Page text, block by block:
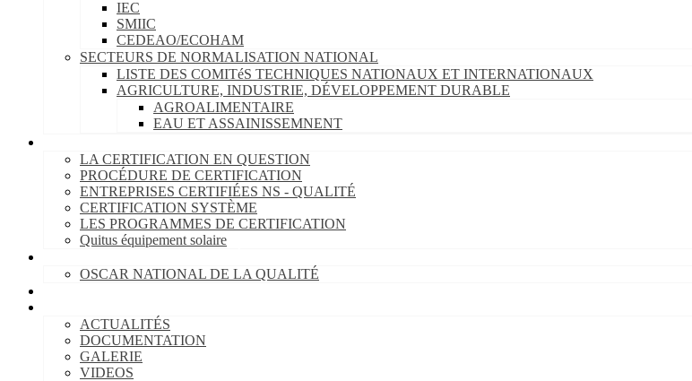
IEC
SMIIC
CEDEAO/ECOHAM
SECTEURS DE NORMALISATION NATIONAL
LISTE DES COMITéS TECHNIQUES NATIONAUX ET INTERNATIONAUX
AGRICULTURE, INDUSTRIE, DÉVELOPPEMENT DURABLE
AGROALIMENTAIRE
EAU ET ASSAINISSEMNENT
LA CERTIFICATION EN QUESTION
PROCÉDURE DE CERTIFICATION
ENTREPRISES CERTIFIÉES NS - QUALITÉ
CERTIFICATION SYSTÈME
LES PROGRAMMES DE CERTIFICATION
Quitus équipement solaire
OSCAR NATIONAL DE LA QUALITÉ
ACTUALITÉS
DOCUMENTATION
GALERIE
VIDEOS